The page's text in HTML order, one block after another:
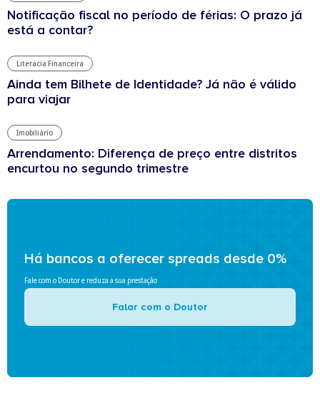
Notificação fiscal no período de férias: O prazo já
está a contar?
Literacia Financeira
Ainda tem Bilhete de Identidade? Já não é válido
para viajar
Imobiliário
Arrendamento: Diferença de preço entre distritos
encurtou no segundo trimestre
Há bancos a oferecer spreads desde 0%
Fale com o Doutor e reduza a sua prestação
Falar com o Doutor